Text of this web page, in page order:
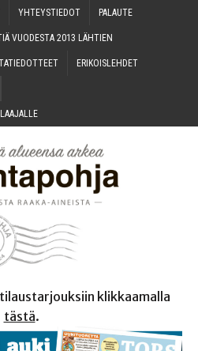
YHTEYS­TIE­DOT PALAU­TE
VUO­DES­TA 2013 LÄHTIEN
ERI­KOIS­LEH­DET
klikkaamalla
tästä.